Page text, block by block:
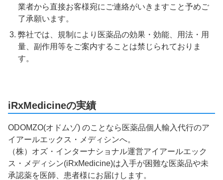
業者から直接お客様宛にご連絡がいきますこと予めご
了承願います。
弊社では、規制により医薬品の効果・効能、用法・用
量、副作用等をご案内することは禁じられておりま
す。
iRxMedicineの実績
ODOMZO(オドムゾ) のことなら医薬品個人輸入代行のア
イアールエックス・メディシンへ。
（株）オズ・インターナショナル運営アイアールエック
ス・メディシン(iRxMedicine)は入手が困難な医薬品や未
承認薬を医師、患者様にお届けします。